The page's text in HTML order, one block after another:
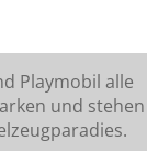
Playmobil alle
und stehen